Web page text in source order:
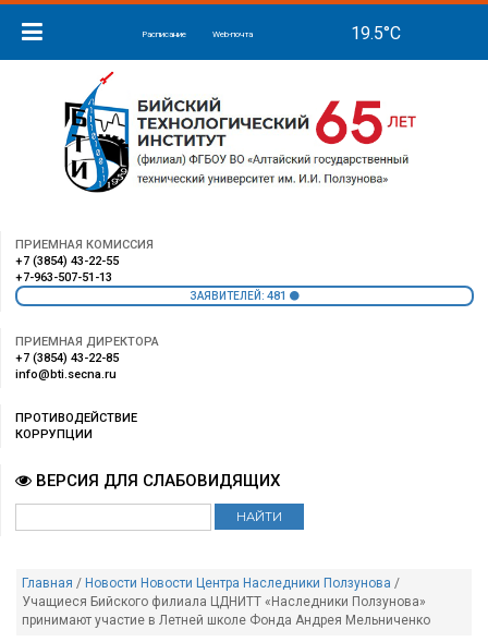
Расписание Web-почта
ПРИЕМНАЯ КОМИССИЯ
+7 (3854) 43-22-55
+7-963-507-51-13
ЗАЯВИТЕЛЕЙ: 481
ПРИЕМНАЯ ДИРЕКТОРА
+7 (3854) 43-22-85
info@bti.secna.ru
ПРОТИВОДЕЙСТВИЕ
КОРРУПЦИИ
ВЕРСИЯ ДЛЯ СЛАБОВИДЯЩИХ
Главная / Новости Новости Центра Наследники Ползунова /
Учащиеся Бийского филиала ЦДНИТТ «Наследники Ползунова»
принимают участие в Летней школе Фонда Андрея Мельниченко